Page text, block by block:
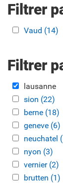
Filtrer
Apply Vaud
Vaud (14)
Filtrer
Removelausanne
Apply sion
sion (22)
Apply berne
berne (18)
Apply geneve
geneve (6)
Applyneuchatel
Apply nyon
nyon (3)
Apply vernier
vernier (2)
Apply brutten
brutten (1)